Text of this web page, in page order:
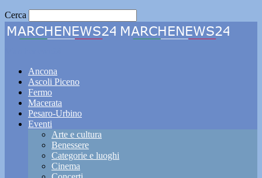
Cerca
Ancona
Ascoli Piceno
Fermo
Macerata
Pesaro-Urbino
Eventi
Arte e cultura
Benessere
Categorie e luoghi
Cinema